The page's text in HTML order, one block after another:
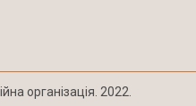
організація. 2022.